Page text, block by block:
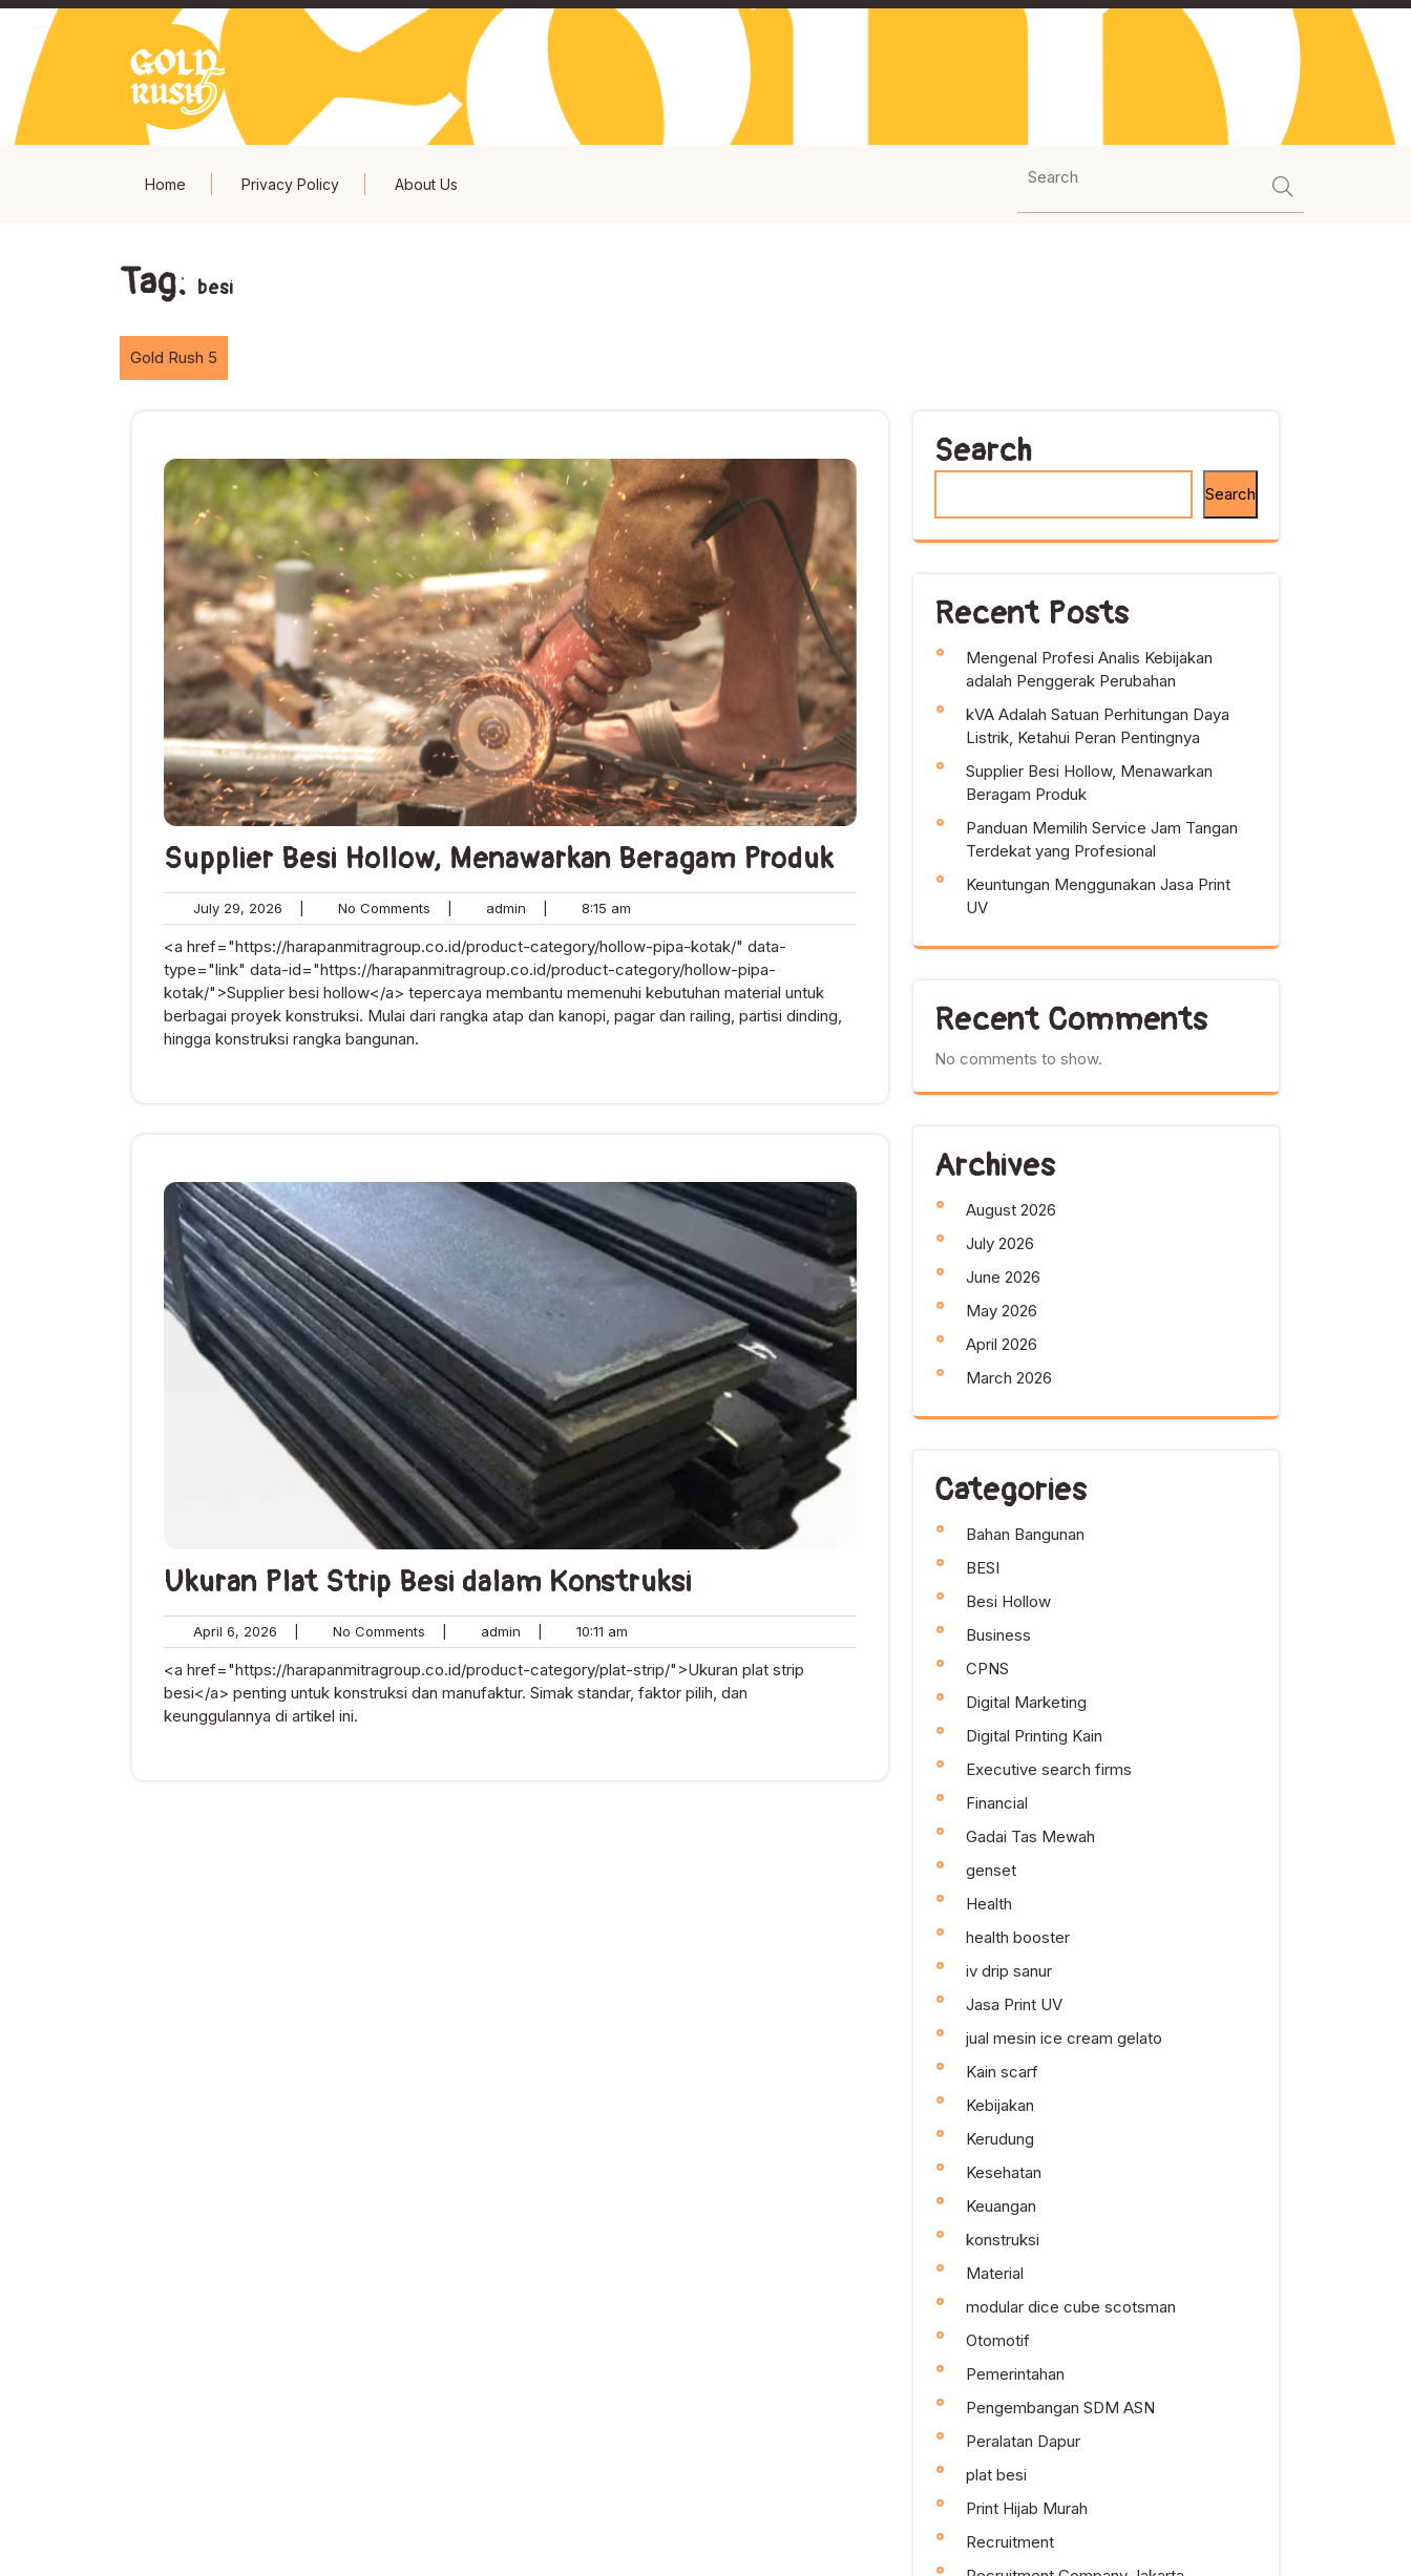
Skip
content
Home Privacy Policy About Us
Tag: besi
Gold Rush 5
Supplier Besi Hollow, Menawarkan Beragam Produk
July 29, 2026
29,
2026
No Comments
Comments
admin 8:15 am
am
<a href="https://harapanmitragroup.co.id/product-category/hollow-pipa-kotak/" data-
type="link" data-id="https://harapanmitragroup.co.id/product-category/hollow-pipa-
kotak/">Supplier besi hollow</a> tepercaya membantu memenuhi kebutuhan material untuk
berbagai proyek konstruksi. Mulai dari rangka atap dan kanopi, pagar dan railing, partisi dinding,
hingga konstruksi rangka bangunan.
Ukuran Plat Strip Besi dalam Konstruksi
April 6, 2026
6,
2026
No Comments
Comments
admin 10:11 am
am
<a href="https://harapanmitragroup.co.id/product-category/plat-strip/">Ukuran plat strip
besi</a> penting untuk konstruksi dan manufaktur. Simak standar, faktor pilih, dan
keunggulannya di artikel ini.
Search
Search
Recent Posts
Mengenal Profesi Analis Kebijakan
adalah Penggerak Perubahan
kVA Adalah Satuan Perhitungan Daya
Listrik, Ketahui Peran Pentingnya
Supplier Besi Hollow, Menawarkan
Beragam Produk
Panduan Memilih Service Jam Tangan
Terdekat yang Profesional
Keuntungan Menggunakan Jasa Print
UV
Recent Comments
No comments to show.
Archives
August 2026
July 2026
June 2026
May 2026
April 2026
March 2026
Categories
Bahan Bangunan
BESI
Besi Hollow
Business
CPNS
Digital Marketing
Digital Printing Kain
Executive search firms
Financial
Gadai Tas Mewah
genset
Health
health booster
iv drip sanur
Jasa Print UV
jual mesin ice cream gelato
Kain scarf
Kebijakan
Kerudung
Kesehatan
Keuangan
konstruksi
Material
modular dice cube scotsman
Otomotif
Pemerintahan
Pengembangan SDM ASN
Peralatan Dapur
plat besi
Print Hijab Murah
Recruitment